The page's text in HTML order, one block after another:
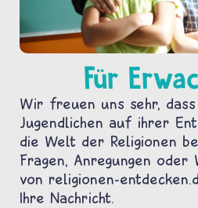
Für
Wir freuen uns sehr,
Jugendlichen auf ihrer
die Welt der Religionen
Fragen, Anregungen oder
von religionen-
Ihre Nachricht.